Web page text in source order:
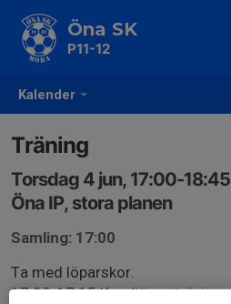
Kalender
Öna SK
P11-12
Träning
Torsdag 4 jun, 17:00-18:45
Öna IP, stora planen
Samling: 17:00
Ta med löparskor.
17:00-17:15 Konditionsträning